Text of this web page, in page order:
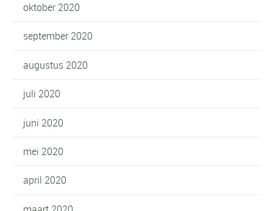
oktober 2020
september 2020
augustus 2020
juli 2020
juni 2020
mei 2020
april 2020